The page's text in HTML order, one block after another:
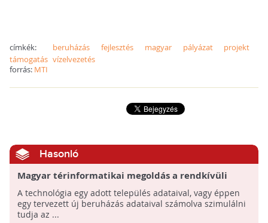
címkék: beruházás fejlesztés magyar pályázat
projekt
támogatás vízelvezetés
forrás: MTI
Hasonló
Magyar térinformatikai megoldás a rendkívüli
csapadékhullások modellezésére
A technológia egy adott település adataival, vagy éppen
egy tervezett új beruházás adataival számolva szimulálni
tudja az ...